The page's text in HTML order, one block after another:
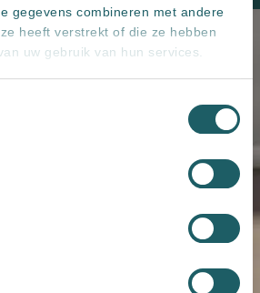
gegevens combineren met andere
heeft verstrekt of die ze hebben
uw gebruik van hun services.